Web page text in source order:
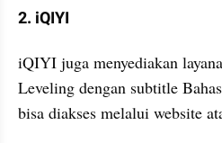
2. iQIYI
iQIYI juga menyediakan
Leveling dengan subtitle
bisa diakses melalui website